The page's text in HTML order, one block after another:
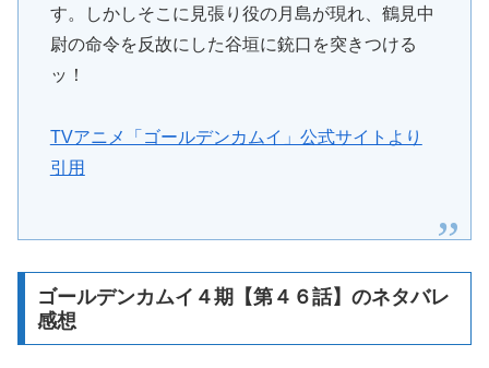
す。しかしそこに見張り役の月島が現れ、鶴見中
尉の命令を反故にした谷垣に銃口を突きつける
ッ！
TVアニメ「ゴールデンカムイ」公式サイトより
引用
ゴールデンカムイ４期【第４６話】のネタバレ
感想